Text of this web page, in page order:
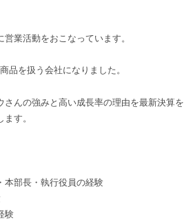
業活動をおこなっています。
品を扱う会社になりました。
さんの強みと高い成長率の理由を最新決算を
す。
本部長・執行役員の経験
験